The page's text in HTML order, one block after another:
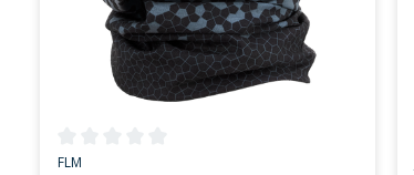
Durchschnittliche Bewertung von 0 von 5 Sternen
FLM